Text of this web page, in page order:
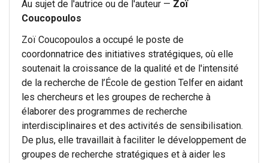
Au sujet de l'autrice ou de l'auteur — Zoï
Coucopoulos
Zoï Coucopoulos a occupé le poste de
coordonnatrice des initiatives stratégiques, où elle
soutenait la croissance de la qualité et de l'intensité
de la recherche de l’École de gestion Telfer en aidant
les chercheurs et les groupes de recherche à
élaborer des programmes de recherche
interdisciplinaires et des activités de sensibilisation.
De plus, elle travaillait à faciliter le développement de
groupes de recherche stratégiques et à aider les